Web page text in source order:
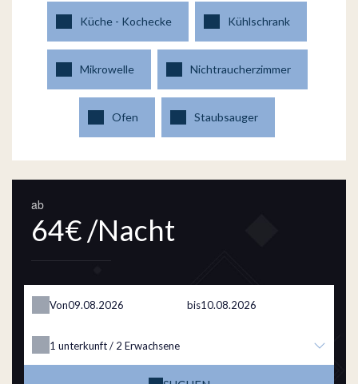
Küche - Kochecke Kühlschrank
Mikrowelle Nichtraucherzimmer
Ofen Staubsauger
ab
64€ /Nacht
Von bis
1 unterkunft / 2 Erwachsene